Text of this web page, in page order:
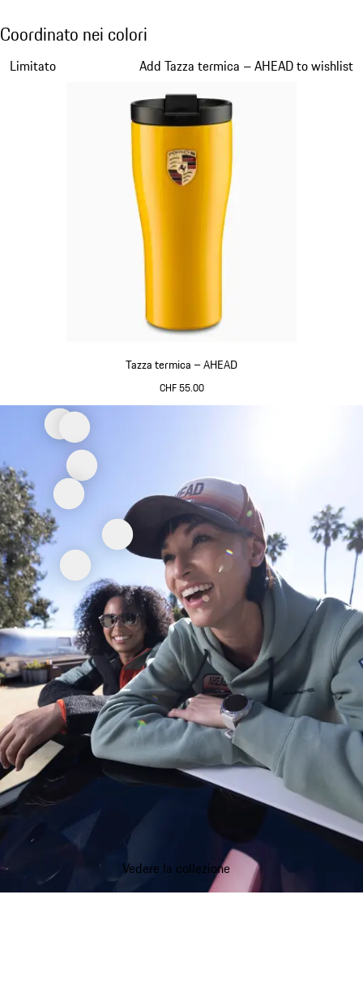
Coordinato nei colori
Coordinato nei colori
Tazza termica – AHEAD
CHF 55.00
Giallo
Limitato Add Tazza termica – AHEAD to wishlist
Diapositiva 1 di 1
Torna
all'inizio
galleria
dei
prodotti
Vedere la collezione